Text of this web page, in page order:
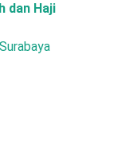
dan Haji